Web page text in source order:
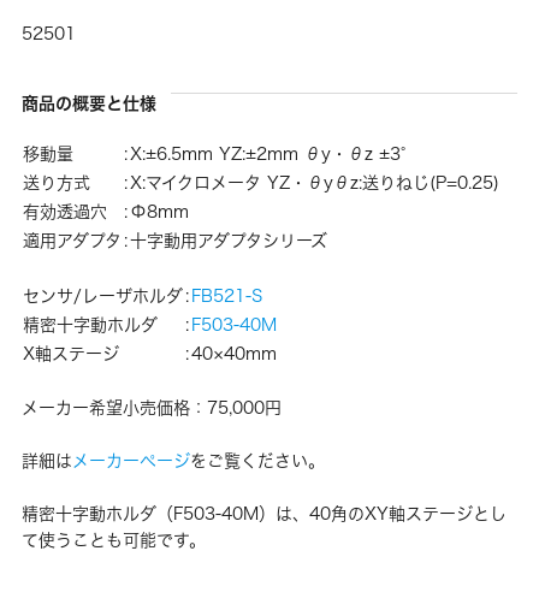
52501
商品の概要と仕様
移動量 :X:±6.5mm YZ:±2mm θy・θz ±3°
送り方式
:X:マイクロメータ YZ・θyθz:送りねじ(P=0.25)
有効透過穴
:Φ8mm
適用アダプタ :十字動用アダプタシリーズ
センサ/レーザホルダ:FB521-S
精密十字動ホルダ
:F503-40M
X軸ステージ
:40×40mm
メーカー希望小売価格：75,000円
詳細は メーカーページをご覧ください。
精密十字動ホルダ（F503-40M）は、40角のXY軸ステージとし
て使うことも可能です。